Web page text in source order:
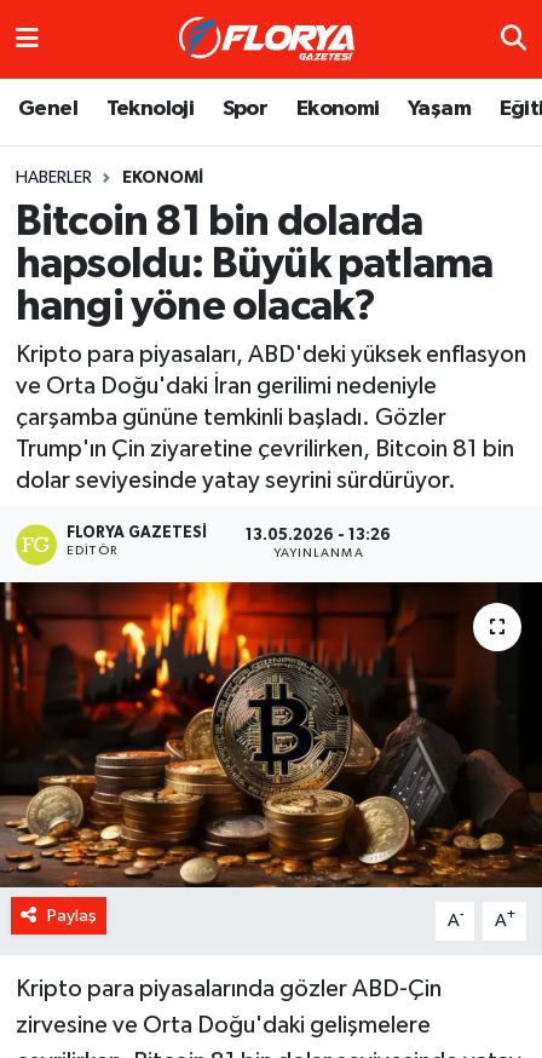
Genel Teknoloji Spor Ekonomi Yaşam
HABERLER EKONOMI
Bitcoin 81 bin dolarda
hapsoldu: Büyük patlama
hangi yöne olacak?
Kripto para piyasaları, ABD'deki yüksek enflasyon
ve Orta Doğu'daki İran gerilimi nedeniyle
çarşamba gününe temkinli başladı. Gözler
Trump'ın Çin ziyaretine çevrilirken, Bitcoin 81 bin
dolar seviyesinde yatay seyrini sürdürüyor.
FLORYA GAZETESI
EDITÖR
13.05.2026 - 13:26
YAYINLANMA
Paylaş A- A+
Kripto para piyasalarında gözler ABD-Çin
zirvesine ve Orta Doğu'daki gelişmelere
Trafik Durumu
Süper Lig Puan Durumu ve Fikstür
Tüm Manşetler
Haber Arşivi